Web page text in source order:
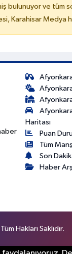
bulunuyor ve tüm
Karahisar Medya
Haritası
Puan
Tüm
Son
Haber
Hakları Saklıdır.